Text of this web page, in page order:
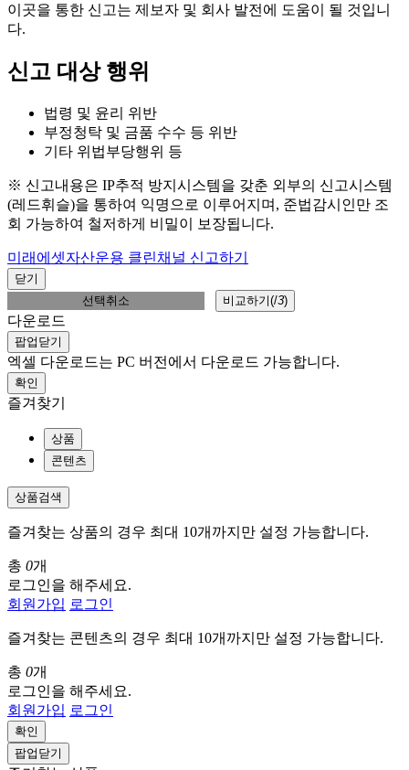
이곳을 통한 신고는 제보자 및 회사 발전에 도움이 될 것입니
다.
신고 대상 행위
법령 및 윤리 위반
부정청탁 및 금품 수수 등 위반
기타 위법부당행위 등
※ 신고내용은 IP추적 방지시스템을 갖춘 외부의 신고시스템
(레드휘슬)을 통하여 익명으로 이루어지며, 준법감시인만 조
회 가능하여 철저하게 비밀이 보장됩니다.
미래에셋자산운용 클린채널 신고하기
닫기
선택취소
비교하기(/3)
다운로드
팝업닫기
엑셀 다운로드는 PC 버전에서 다운로드 가능합니다.
확인
즐겨찾기
상품
콘텐츠
상품검색
즐겨찾는 상품의 경우 최대 10개까지만 설정 가능합니다.
총 0개
로그인을 해주세요.
회원가입 로그인
즐겨찾는 콘텐츠의 경우 최대 10개까지만 설정 가능합니다.
총 0개
로그인을 해주세요.
회원가입 로그인
확인
팝업닫기